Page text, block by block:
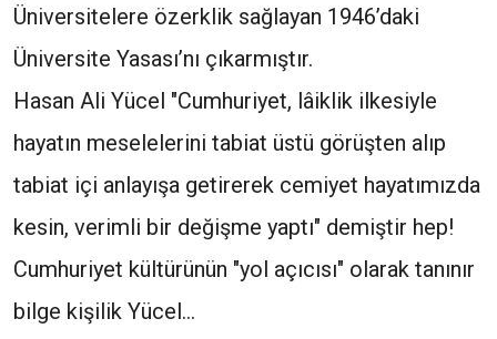
Üniversitelere özerklik sağlayan 1946’daki
Üniversite Yasası’nı çıkarmıştır.
Hasan Ali Yücel "Cumhuriyet, lâiklik ilkesiyle
hayatın meselelerini tabiat üstü görüşten alıp
tabiat içi anlayışa getirerek cemiyet hayatımızda
kesin, verimli bir değişme yaptı" demiştir hep!
Cumhuriyet kültürünün "yol açıcısı" olarak tanınır
bilge kişilik Yücel...